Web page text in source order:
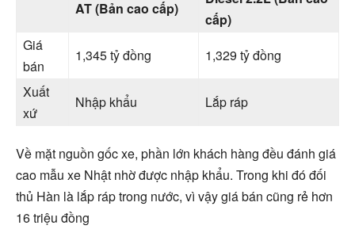
AT (Bản cao cấp)
cấp)
Giá
bán
1,345 tỷ đồng
1,329 tỷ đồng
Xuất
xứ
Nhập khẩu Lắp ráp
Về mặt nguồn gốc xe, phần lớn khách hàng đều đánh giá
cao mẫu xe Nhật nhờ được nhập khẩu. Trong khi đó đối
thủ Hàn là lắp ráp trong nước, vì vậy giá bán cũng rẻ hơn
16 triệu đồng